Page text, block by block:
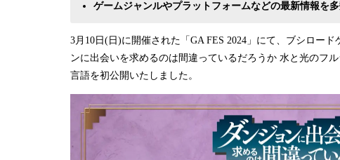
ゲームジャンルやプラットフォームなどの最新情報を多
3月10日(日)に開催された「GA FES 2024」にて、ブシロー
ンに出会いを求めるのは間違っているだろうか 水と光のフ
言語を初公開いたしました。